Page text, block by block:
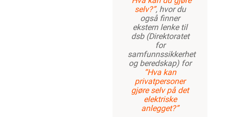
selv?”, hvor du
også finner
ekstern lenke til
dsb (Direktoratet
for
samfunnssikkerhet
og beredskap) for
“Hva kan
privatpersoner
gjøre selv på det
elektriske
anlegget?”